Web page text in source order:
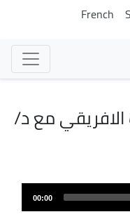
French
مع د/
00:00